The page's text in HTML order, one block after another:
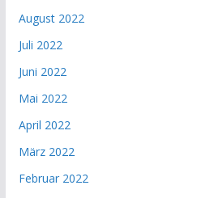
August 2022
Juli 2022
Juni 2022
Mai 2022
April 2022
März 2022
Februar 2022